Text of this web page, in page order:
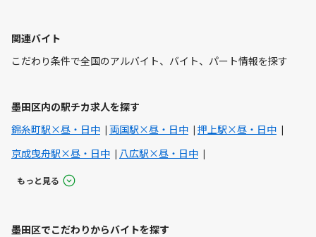
関連バイト
こだわり条件で全国のアルバイト、バイト、パート情報を探す
墨田区内の駅チカ求人を探す
錦糸町駅×昼・日中
両国駅×昼・日中
押上駅×昼・日中
京成曳舟駅×昼・日中
八広駅×昼・日中
もっと見る
墨田区でこだわりからバイトを探す